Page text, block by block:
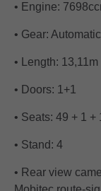
• Engine:
• Gear: Automatic
• Length: 13,11m
• Doors: 1+1
• Seats: 49 + 1 +
• Stand: 4
• Rear view